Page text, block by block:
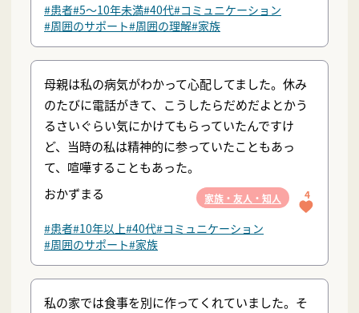
#患者#5〜10年未満#40代#コミュニケーション
#周囲のサポート#周囲の理解#家族
母親は私の病気がわかって心配してました。休み
のたびに電話がきて、こうしたらだめだよとかう
るさいぐらい気にかけてもらっていたんですけ
ど、当時の私は精神的に参っていたこともあっ
て、喧嘩することもあった。
おかずまる
家族・友人・知人 4
#患者#10年以上#40代#コミュニケーション
#周囲のサポート#家族
私の家では食事を別に作ってくれていました。そ